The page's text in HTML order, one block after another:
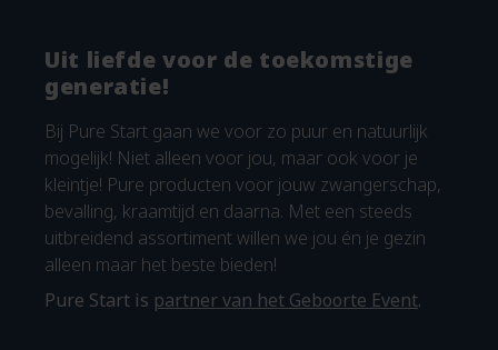
Uit liefde voor de toekomstige
generatie!
Bij Pure Start gaan we voor zo puur en natuurlijk
mogelijk! Niet alleen voor jou, maar ook voor je
kleintje! Pure producten voor jouw zwangerschap,
bevalling, kraamtijd en daarna. Met een steeds
uitbreidend assortiment willen we jou én je gezin
alleen maar het beste bieden!
Pure Start is partner van het Geboorte Event.